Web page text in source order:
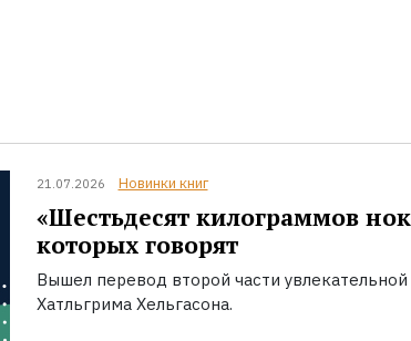
21.07.2026 Новинки книг
«Шестьдесят килограммов
которых говорят
Вышел перевод второй части
Хатльгрима Хельгасона.